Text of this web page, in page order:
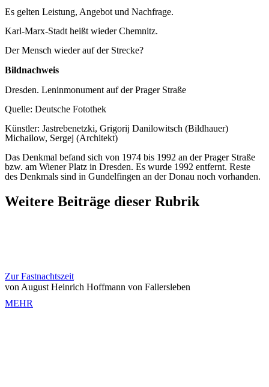
Es gelten Leistung, Angebot und Nachfrage.
Karl-Marx-Stadt heißt wieder Chemnitz.
Der Mensch wieder auf der Strecke?
Bildnachweis
Dresden. Leninmonument auf der Prager Straße
Quelle: Deutsche Fotothek
Künstler: Jastrebenetzki, Grigorij Danilowitsch (Bildhauer)
Michailow, Sergej (Architekt)
Das Denkmal befand sich von 1974 bis 1992 an der Prager Straße
bzw. am Wiener Platz in Dresden. Es wurde 1992 entfernt. Reste
des Denkmals sind in Gundelfingen an der Donau noch vorhanden.
Weitere Beiträge dieser Rubrik
Zur Fastnachtszeit
von August Heinrich Hoffmann von Fallersleben
MEHR